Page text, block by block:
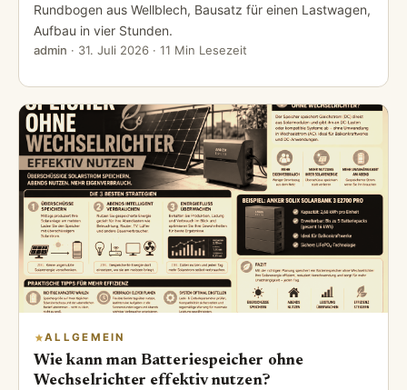
Rundbogen aus Wellblech, Bausatz für einen Lastwagen,
Aufbau in vier Stunden.
admin · 31. Juli 2026 · 11 Min Lesezeit
ALLGEMEIN
Wie kann man Batteriespeicher ohne
Wechselrichter effektiv nutzen?